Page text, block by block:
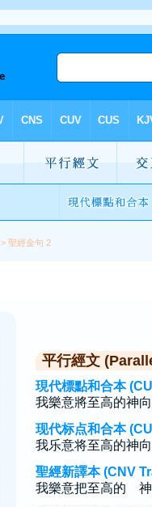
> 聖經金句 2
平行經文
現代標點和合本
我樂意將至高的神
现代标点和合本
我乐意将至高的神
聖經新譯本 (CNV
我樂意把至高的 神